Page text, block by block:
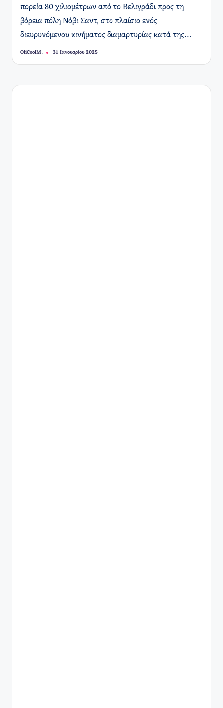
πορεία 80 χιλιομέτρων από το Βελιγράδι προς τη
βόρεια πόλη Νόβι Σαντ, στο πλαίσιο ενός
διευρυνόμενου κινήματος διαμαρτυρίας κατά της…
Συγγραφέας:
OliCoolM. 31 Ιανουαρίου 2025